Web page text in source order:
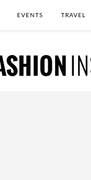
EVENTS TRAVEL